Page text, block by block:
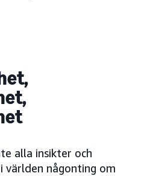
alla insikter och
någonting om